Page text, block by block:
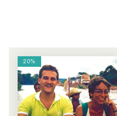
20%